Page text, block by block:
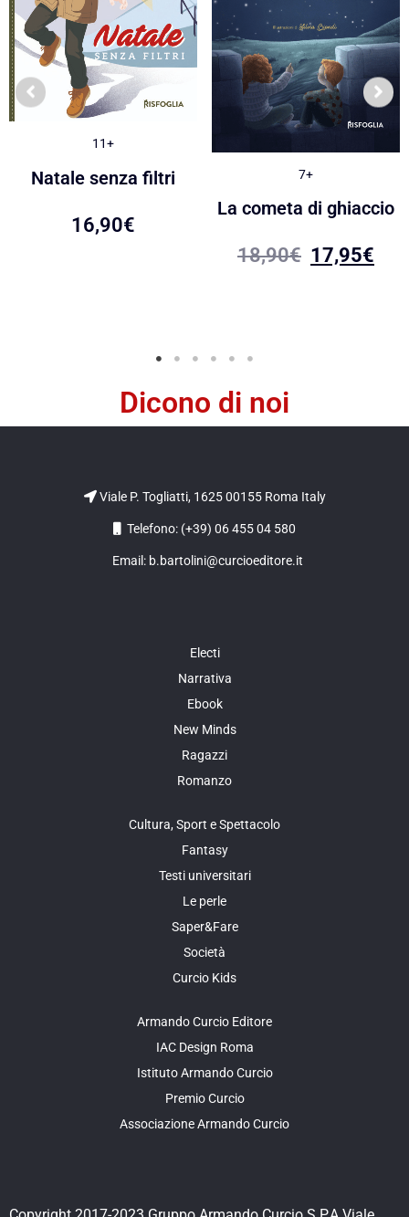
11+
Natale senza filtri
16,90€
7+
La cometa di ghiaccio
18,90€ 17,95€
Dicono di noi
Viale P. Togliatti, 1625 00155 Roma Italy
Telefono: (+39) 06 455 04 580
Email: b.bartolini@curcioeditore.it
Electi
Narrativa
Ebook
New Minds
Ragazzi
Romanzo
Cultura, Sport e Spettacolo
Fantasy
Testi universitari
Le perle
Saper&Fare
Società
Curcio Kids
Armando Curcio Editore
IAC Design Roma
Istituto Armando Curcio
Premio Curcio
Associazione Armando Curcio